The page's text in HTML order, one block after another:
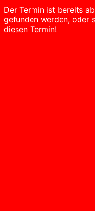
Der Termin ist bereits
gefunden werden, oder
diesen Termin!